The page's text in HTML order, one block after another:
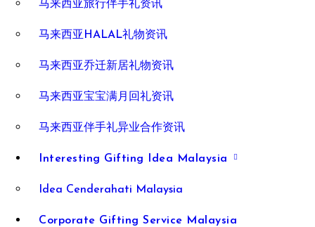
马来西亚旅行伴手礼资讯
马来西亚HALAL礼物资讯
马来西亚乔迁新居礼物资讯
马来西亚宝宝满月回礼资讯
马来西亚伴手礼异业合作资讯
Interesting Gifting Idea Malaysia
Idea Cenderahati Malaysia
Corporate Gifting Service Malaysia